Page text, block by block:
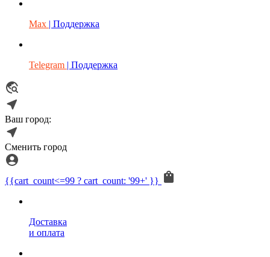
Max | Поддержка
Telegram | Поддержка
Ваш город:
Сменить город
{{cart_count<=99 ? cart_count: '99+' }}
Доставка
и оплата